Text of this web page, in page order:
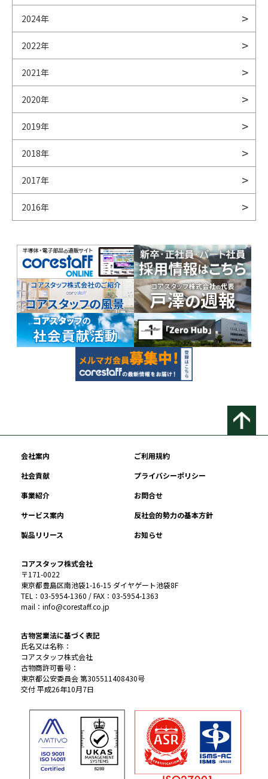
2024年
2022年
2021年
2020年
2019年
2018年
2017年
2016年
会社案内
ご利用規約
社会貢献
プライバシーポリシー
事業紹介
お問合せ
サービス案内
反社会的勢力の基本方針
製品リリース
お知らせ
コアスタッフ株式会社
〒171-0022
東京都豊島区南池袋1-16-15 ダイヤゲート池袋8F
TEL：03-5954-1360 / FAX：03-5954-1363
mail：info@corestaff.co.jp
古物営業法に基づく表記
氏名又は名称：
コアスタッフ株式会社
古物商許可番号：
東京都公安委員会 第305511408430号
交付 平成26年10月7日